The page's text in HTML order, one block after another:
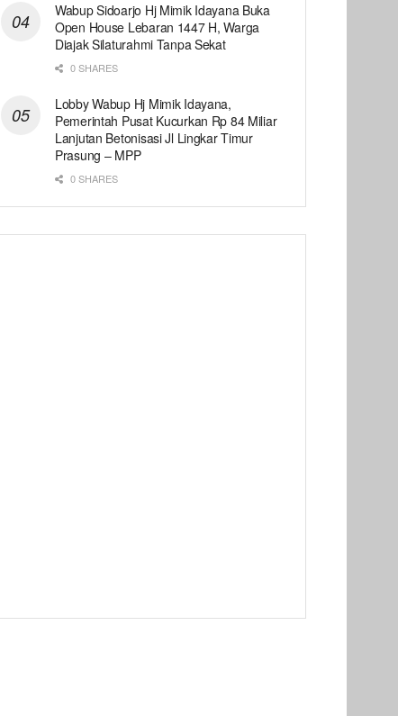
Wabup Sidoarjo Hj Mimik Idayana Buka
Open House Lebaran 1447 H, Warga
Diajak Silaturahmi Tanpa Sekat
0 SHARES
Lobby Wabup Hj Mimik Idayana,
Pemerintah Pusat Kucurkan Rp 84 Miliar
Lanjutan Betonisasi Jl Lingkar Timur
Prasung – MPP
0 SHARES